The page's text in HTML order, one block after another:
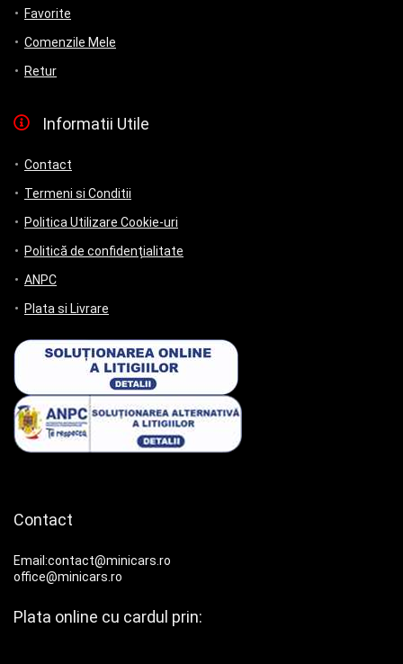
Favorite
Comenzile Mele
Retur
Informatii Utile
Contact
Termeni si Conditii
Politica Utilizare Cookie-uri
Politică de confidențialitate
ANPC
Plata si Livrare
Contact
Email:contact@minicars.ro
office@minicars.ro
Plata online cu cardul prin: